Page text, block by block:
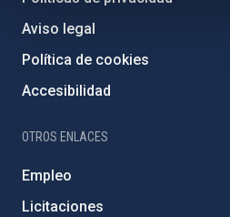
Aviso legal
Política de cookies
Accesibilidad
OTROS ENLACES
Empleo
Licitaciones